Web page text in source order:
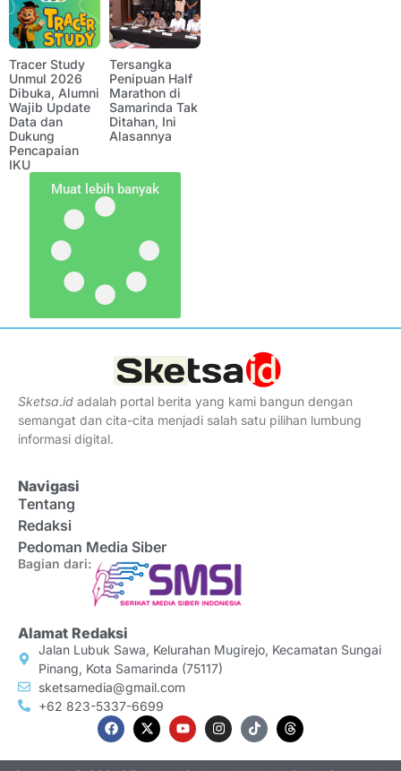
Tracer Study
Unmul 2026
Dibuka, Alumni
Wajib Update
Data dan
Dukung
Pencapaian
IKU
Tersangka
Penipuan Half
Marathon di
Samarinda Tak
Ditahan, Ini
Alasannya
Muat lebih banyak
Sketsa.id adalah portal berita yang kami bangun dengan
semangat dan cita-cita menjadi salah satu pilihan lumbung
informasi digital.
Navigasi
Tentang
Redaksi
Pedoman Media Siber
Bagian dari:
Alamat Redaksi
Jalan Lubuk Sawa, Kelurahan Mugirejo, Kecamatan Sungai
Pinang, Kota Samarinda (75117)
sketsamedia@gmail.com
+62 823-5337-6699